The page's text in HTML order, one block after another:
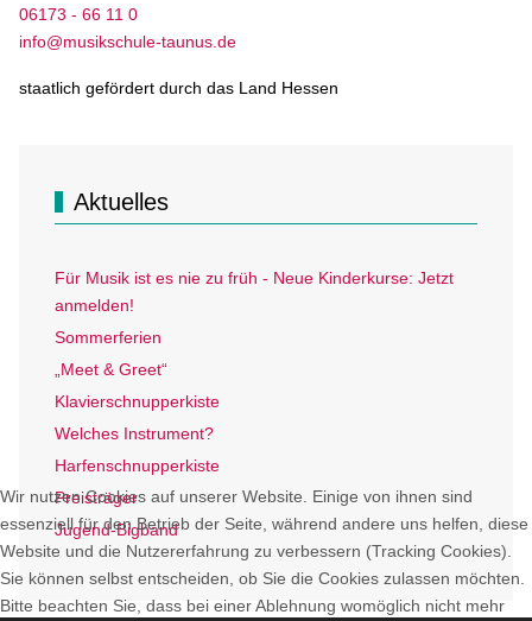
06173 - 66 11 0
info@musikschule-taunus.de
staatlich gefördert durch das Land Hessen
Aktuelles
Für Musik ist es nie zu früh - Neue Kinderkurse: Jetzt
anmelden!
Sommerferien
„Meet & Greet“
Klavierschnupperkiste
Welches Instrument?
Harfenschnupperkiste
Preisträger
Jugend-Bigband
Wir nutzen Cookies auf unserer Website. Einige von ihnen sind
essenziell für den Betrieb der Seite, während andere uns helfen, diese
Website und die Nutzererfahrung zu verbessern (Tracking Cookies).
Sie können selbst entscheiden, ob Sie die Cookies zulassen möchten.
Bitte beachten Sie, dass bei einer Ablehnung womöglich nicht mehr